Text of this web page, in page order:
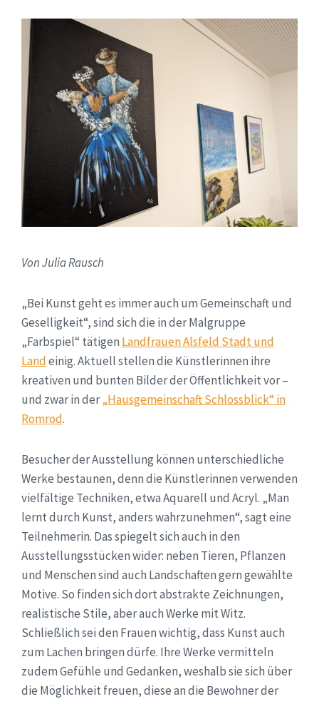
Von Julia Rausch
„Bei Kunst geht es immer auch um Gemeinschaft und
Geselligkeit“, sind sich die in der Malgruppe
„Farbspiel“ tätigen Landfrauen Alsfeld Stadt und
Landeinig. Aktuell stellen die Künstlerinnen ihre
kreativen und bunten Bilder der Öffentlichkeit vor –
und zwar in der„Hausgemeinschaft Schlossblick“ in
Romrod.
Besucher der Ausstellung können unterschiedliche
Werke bestaunen, denn die Künstlerinnen verwenden
vielfältige Techniken, etwa Aquarell und Acryl. „Man
lernt durch Kunst, anders wahrzunehmen“, sagt eine
Teilnehmerin. Das spiegelt sich auch in den
Ausstellungsstücken wider: neben Tieren, Pflanzen
und Menschen sind auch Landschaften gern gewählte
Motive. So finden sich dort abstrakte Zeichnungen,
realistische Stile, aber auch Werke mit Witz.
Schließlich sei den Frauen wichtig, dass Kunst auch
zum Lachen bringen dürfe. Ihre Werke vermitteln
zudem Gefühle und Gedanken, weshalb sie sich über
die Möglichkeit freuen, diese an die Bewohner der